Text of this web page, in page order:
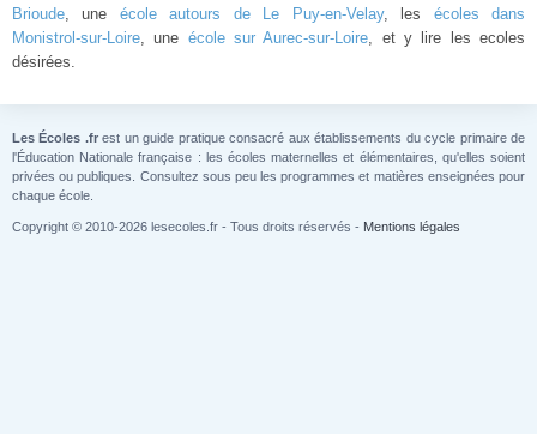
Brioude, une école autours de Le Puy-en-Velay, les écoles dans
Monistrol-sur-Loire, une école sur Aurec-sur-Loire, et y lire les ecoles
désirées.
Les Écoles .frest un guide pratique consacré aux établissements du cycle primaire de
l'Éducation Nationale française : les écoles maternelles et élémentaires, qu'elles soient
privées ou publiques. Consultez sous peu les programmes et matières enseignées pour
chaque école.
Copyright © 2010-2026 lesecoles.fr - Tous droits réservés - Mentions légales